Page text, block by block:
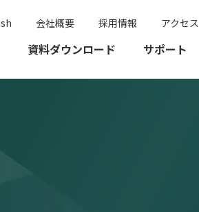
会社概要 採用情報 アクセス
資料ダウンロード サポート